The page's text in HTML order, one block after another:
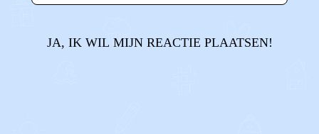
JA, IK WIL MIJN REACTIE PLAATSEN!